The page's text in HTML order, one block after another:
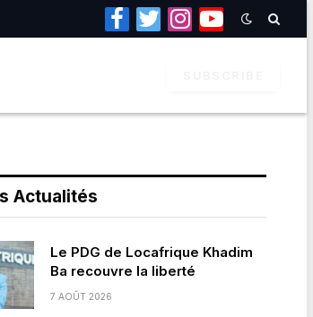
Facebook
TwitterInstagramYouTube
Actualités
Le PDG de Locafrique Khadim
Ba recouvre la liberté
7 AOÛT 2026